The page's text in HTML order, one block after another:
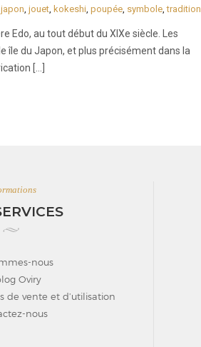
japon, jouet, kokeshi, poupée, symbole,tradition
Edo, au tout début du XIXe siècle. Les
île du Japon, et plus précisément dans la
[…]
nous
Oviry
de vente et d’utilisation
nous